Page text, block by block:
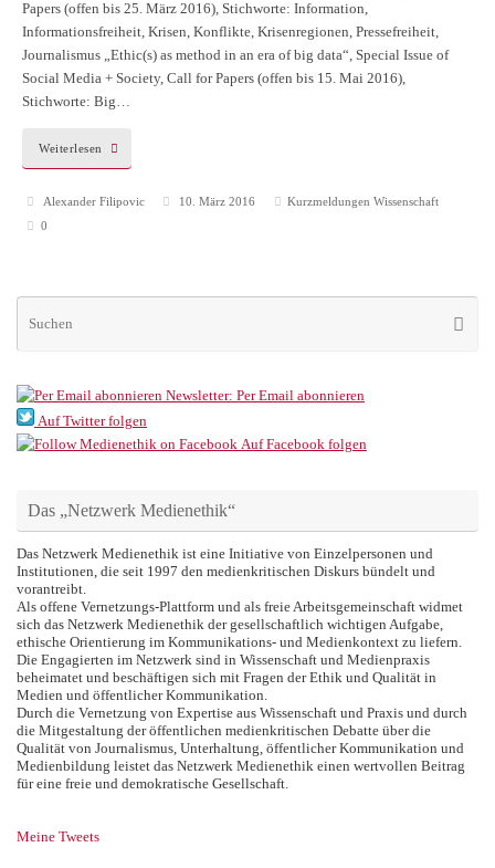
Papers (offen bis 25. März 2016), Stichworte: Information,
Informationsfreiheit, Krisen, Konflikte, Krisenregionen, Pressefreiheit,
Journalismus „Ethic(s) as method in an era of big data“, Special Issue of
Social Media + Society, Call for Papers (offen bis 15. Mai 2016),
Stichworte: Big…
Weiterlesen
Alexander Filipovic 10. März 2016
Kurzmeldungen Wissenschaft
0
Newsletter: Per Email abonnieren
Auf Twitter folgen
Auf Facebook folgen
Das „Netzwerk Medienethik“
Das Netzwerk Medienethik ist eine Initiative von Einzelpersonen und
Institutionen, die seit 1997 den medienkritischen Diskurs bündelt und
vorantreibt.
Als offene Vernetzungs-Plattform und als freie Arbeitsgemeinschaft widmet
sich das Netzwerk Medienethik der gesellschaftlich wichtigen Aufgabe,
ethische Orientierung im Kommunikations- und Medienkontext zu liefern.
Die Engagierten im Netzwerk sind in Wissenschaft und Medienpraxis
beheimatet und beschäftigen sich mit Fragen der Ethik und Qualität in
Medien und öffentlicher Kommunikation.
Durch die Vernetzung von Expertise aus Wissenschaft und Praxis und durch
die Mitgestaltung der öffentlichen medienkritischen Debatte über die
Qualität von Journalismus, Unterhaltung, öffentlicher Kommunikation und
Medienbildung leistet das Netzwerk Medienethik einen wertvollen Beitrag
für eine freie und demokratische Gesellschaft.
Meine Tweets